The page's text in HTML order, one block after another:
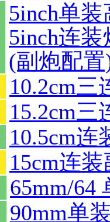
5inch单
5inch连装
(副炮配
10.2cm三
15.2cm三
10.5cm连
15cm连
65mm/64
90mm单